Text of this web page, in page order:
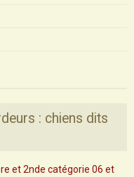
: chiens dits
et 2nde catégorie 06 et